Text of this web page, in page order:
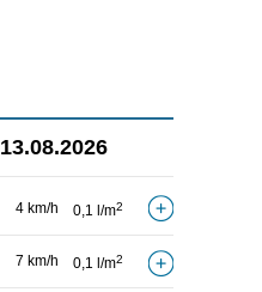
13.08.2026
4 km/h 0,1 l/m2
7 km/h 0,1 l/m2